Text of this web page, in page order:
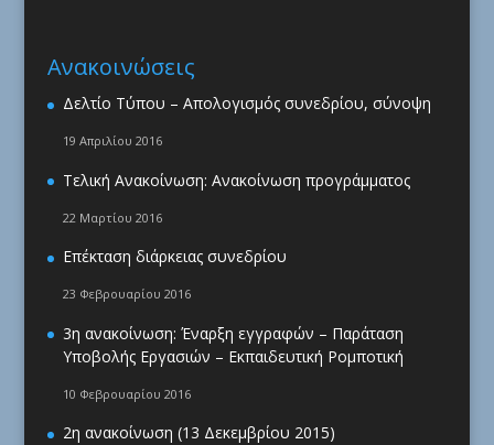
Ανακοινώσεις
Δελτίο Τύπου – Απολογισμός συνεδρίου, σύνοψη
19 Απριλίου 2016
Τελική Ανακοίνωση: Ανακοίνωση προγράμματος
22 Μαρτίου 2016
Επέκταση διάρκειας συνεδρίου
23 Φεβρουαρίου 2016
3η ανακοίνωση: Έναρξη εγγραφών – Παράταση
Υποβολής Εργασιών – Εκπαιδευτική Ρομποτική
10 Φεβρουαρίου 2016
2η ανακοίνωση (13 Δεκεμβρίου 2015)